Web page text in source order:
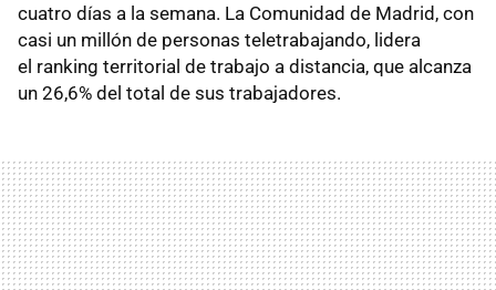
cuatro días a la semana. La Comunidad de Madrid, con
casi un millón de personas teletrabajando, lidera
el ranking territorial de trabajo a distancia, que alcanza
un 26,6% del total de sus trabajadores.